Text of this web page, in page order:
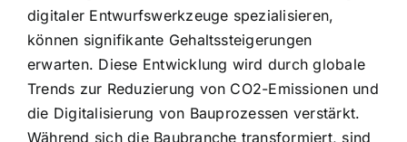
digitaler Entwurfswerkzeuge spezialisieren,
können signifikante Gehaltssteigerungen
erwarten. Diese Entwicklung wird durch globale
Trends zur Reduzierung von CO2-Emissionen und
die Digitalisierung von Bauprozessen verstärkt.
Während sich die Baubranche transformiert, sind